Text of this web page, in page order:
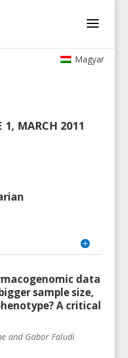
Magyar
1, MARCH 2011
data
sample size,
A critical
and Gabor Faludi